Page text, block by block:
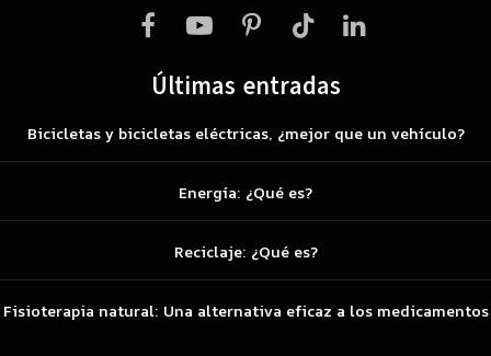
FacebookYouTubePinterestTikTok LinkedIn
Últimas entradas
Bicicletas y bicicletas eléctricas, ¿mejor que un vehículo?
Energía: ¿Qué es?
Reciclaje: ¿Qué es?
Fisioterapia natural: Una alternativa eficaz a los medicamentos